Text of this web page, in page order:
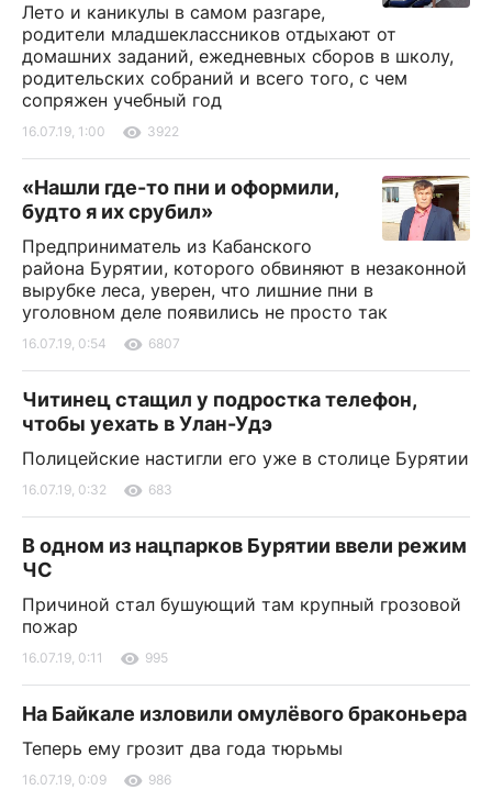
Лето и каникулы в самом разгаре,
родители младшеклассников отдыхают от
домашних заданий, ежедневных сборов в школу,
родительских собраний и всего того, с чем
сопряжен учебный год
16.07.19, 1:00 3922
«Нашли где-то пни и оформили,
будто я их срубил»
Предприниматель из Кабанского
района Бурятии, которого обвиняют в незаконной
вырубке леса, уверен, что лишние пни в
уголовном деле появились не просто так
16.07.19, 0:54 6807
Читинец стащил у подростка телефон,
чтобы уехать в Улан-Удэ
Полицейские настигли его уже в столице Бурятии
16.07.19, 0:32 683
В одном из нацпарков Бурятии ввели режим
ЧС
Причиной стал бушующий там крупный грозовой
пожар
16.07.19, 0:11 995
На Байкале изловили омулёвого браконьера
Теперь ему грозит два года тюрьмы
16.07.19, 0:09 986